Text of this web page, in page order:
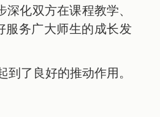
化双方在课程教学、
服务广大师生的成长发
了良好的推动作用。